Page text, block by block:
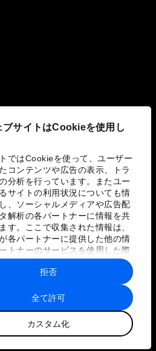
ブサイトはCookieを使用し
ではCookieを使って、ユーザー
コンテンツや広告の表示、トラ
分析を行っています。またユー
サイトの利用状況についても情
、ソーシャルメディアや広告配
解析の各パートナーに情報を共
す。ここで収集された情報は、
各パートナーに提供した他の情
トナーのサービスを使用した際
た情報と組み合わされ、各パー
って使用されることがありま
全て許可
カスタム化
拒否
組み
ポリシーと利用規約
イトマップ
世界経済フォーラム